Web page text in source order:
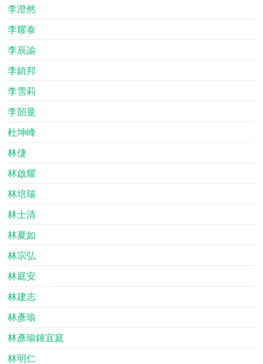
李澄然
李耀泰
李辰諭
李鎮邦
李雪莉
李韶曼
杜坤峰
林倢
林啟耀
林培瑞
林士清
林夏如
林宗弘
林庭安
林建志
林彥瑜
林彥瑜鍾宜庭
林明仁